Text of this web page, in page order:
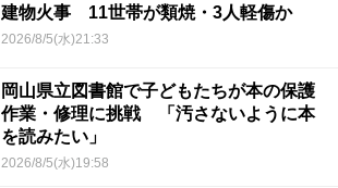
建物火事 11世帯が類焼・3人軽傷か
2026/8/5(水)21:33
岡山県立図書館で子どもたちが本の保護
作業・修理に挑戦 「汚さないように本
を読みたい」
2026/8/5(水)19:58